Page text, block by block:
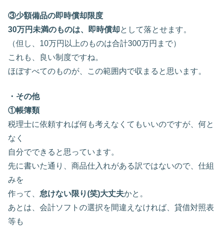
③少額備品の即時償却限度
30万円未満のものは、即時償却として落とせます。
（但し、10万円以上のものは合計300万円まで）
これも、良い制度ですね。
ほぼすべてのものが、この範囲内で収まると思います。
・その他
①帳簿類
税理士に依頼すれば何も考えなくてもいいのですが、何と
なく
自分でできると思っています。
先に書いた通り、商品仕入れがある訳ではないので、仕組
みを
作って、 怠けない限り(笑)大丈夫かと。
あとは、会計ソフトの選択を間違えなければ、貸借対照表
等も